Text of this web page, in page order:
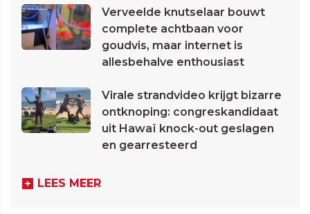
Verveelde knutselaar bouwt
complete achtbaan voor
goudvis, maar internet is
allesbehalve enthousiast
Virale strandvideo krijgt bizarre
ontknoping: congreskandidaat
uit Hawaï knock-out geslagen
en gearresteerd
LEES MEER